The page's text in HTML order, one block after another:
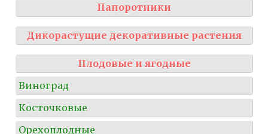
Папоротники
Дикорастущие декоративные растения
Плодовые и ягодные
Виноград
Косточковые
Орехоплодные